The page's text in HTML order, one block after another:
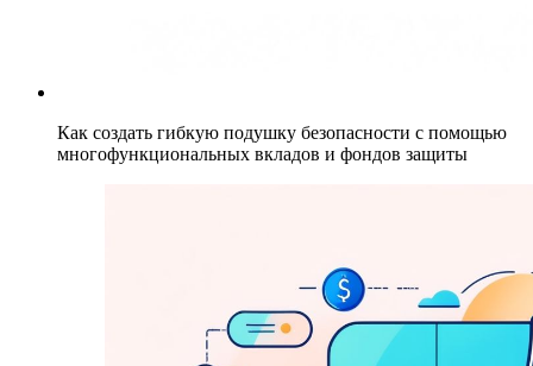
Как создать гибкую подушку безопасности с помощью
многофункциональных вкладов и фондов защиты